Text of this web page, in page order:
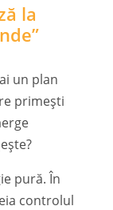
la
un plan
primești
pură. În
controlul